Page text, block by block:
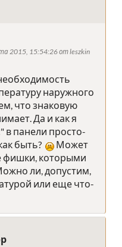
2015, 15:54:26 от leszkin
наружного
что знаковую
Да и как я
в панели просто-
быть?
Может
фишки, которыми
ли, допустим,
или еще что-